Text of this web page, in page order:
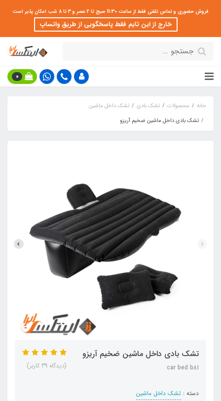
فروش حضوری و تماس تلفنی فقط از ساعت 11:30 صبح تا 2 عصر و 3 تا 8 شب امکان پذیر است
خارج از این تایم فقط پاسخگویی از طریق واتساپ
0
خانه محصولات تشک بادی
تشک داخل ماشین
تشک بادی داخل ماشین ضخیم آریزو
تشک بادی داخل ماشین ضخیم آریزو
car bed b81
دسته : تشک داخل ماشین
(دیدگاه 39 کاربر)